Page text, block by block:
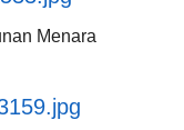
Menara